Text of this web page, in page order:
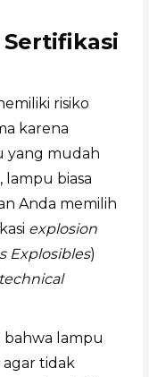
risiko
karena
yang mudah
lampu biasa
Anda memilih
explosion
Explosibles)
lampu
tidak